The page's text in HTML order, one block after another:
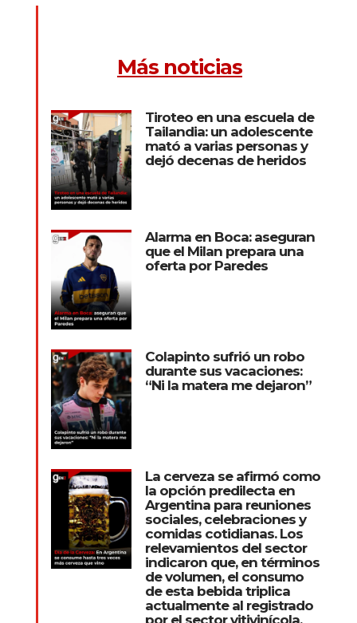
Más noticias
Tiroteo en una escuela de
Tailandia: un adolescente
mató a varias personas y
dejó decenas de heridos
Alarma en Boca: aseguran
que el Milan prepara una
oferta por Paredes
Colapinto sufrió un robo
durante sus vacaciones:
“Ni la matera me dejaron”
La cerveza se afirmó como
la opción predilecta en
Argentina para reuniones
sociales, celebraciones y
comidas cotidianas. Los
relevamientos del sector
indicaron que, en términos
de volumen, el consumo
de esta bebida triplica
actualmente al registrado
por el sector vitivinícola,